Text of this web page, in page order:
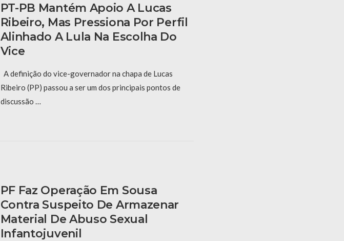
PT-PB Mantém Apoio A Lucas
Ribeiro, Mas Pressiona Por Perfil
Alinhado A Lula Na Escolha Do
Vice
A definição do vice-governador na chapa de Lucas
Ribeiro (PP) passou a ser um dos principais pontos de
discussão …
PF Faz Operação Em Sousa
Contra Suspeito De Armazenar
Material De Abuso Sexual
Infantojuvenil